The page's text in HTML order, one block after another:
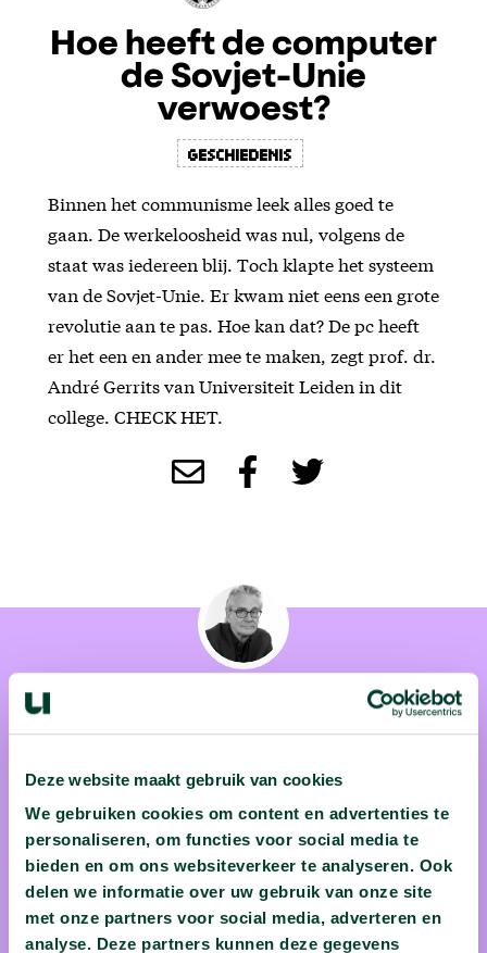
Deze website maakt gebruik van cookies
We gebruiken cookies om content en advertenties te
personaliseren, om functies voor social media te
bieden en om ons websiteverkeer te analyseren. Ook
delen we informatie over uw gebruik van onze site
met onze partners voor social media, adverteren en
analyse. Deze partners kunnen deze gegevens
Hoe heeft de computer
de Sovjet-Unie
verwoest?
Geschiedenis
Binnen het communisme leek alles goed te
gaan. De werkeloosheid was nul, volgens de
staat was iedereen blij. Toch klapte het systeem
van de Sovjet-Unie. Er kwam niet eens een grote
revolutie aan te pas. Hoe kan dat? De pc heeft
er het een en ander mee te maken, zegt prof. dr.
André Gerrits van Universiteit Leiden in dit
college. CHECK HET.
Prof. dr. André Gerrits
Prof. dr. André Gerrits is hoogleraar Russische Geschiedenis
en Politiek aan de Universiteit Leiden. Na zijn studie zocht
hij een alternatieve vakantiebestemming. Het werd de USSR.
Dit bezoek was het begin van een lange academische carrière
waarin Gerrits de geschiedenis van Rusland en haar politiek